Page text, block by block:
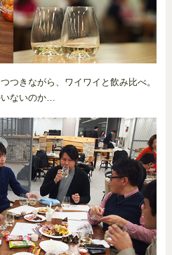
つきながら、ワイワイと飲み比べ。
いないのか…